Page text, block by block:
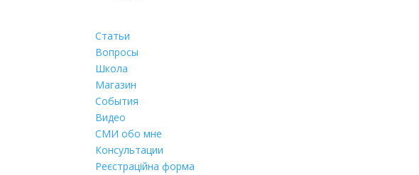
Статьи
Вопросы
Школа
Магазин
События
Видео
СМИ обо мне
Консультации
Реєстраційна форма